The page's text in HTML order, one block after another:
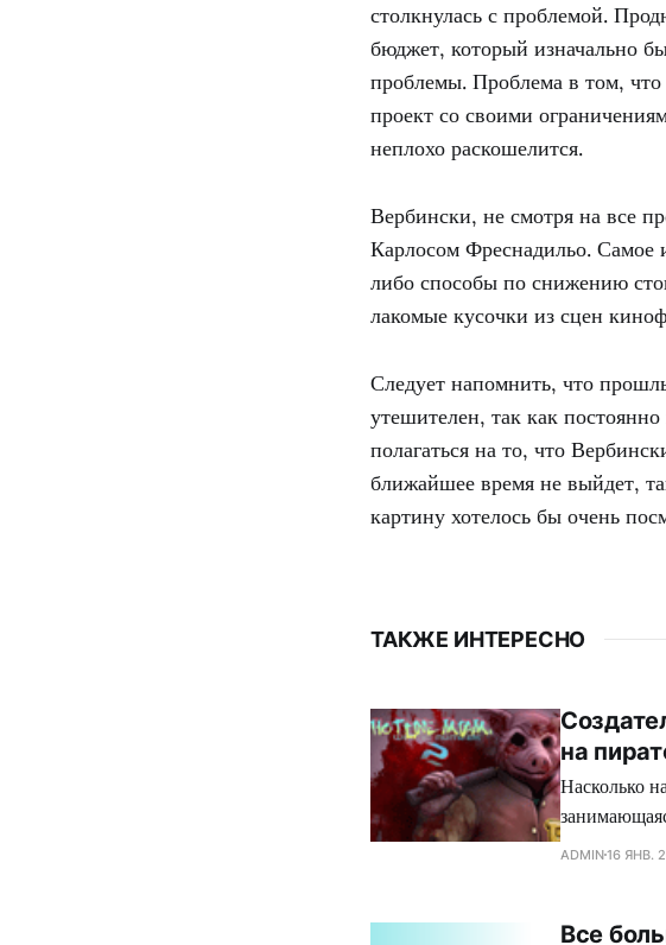
столкнулась с проблемой.
бюджет, который изначально
проблемы. Проблема в том,
проект со своими
неплохо раскошелится.
Вербински, не смотря на все
Карлосом Фреснадильо. Самое
либо способы по снижению
лакомые кусочки из сцен
Следует напомнить, что
утешителен, так как
полагаться на то, что
ближайшее время не выйдет,
картину хотелось бы очень
ТАКЖЕ ИНТЕРЕСНО
на
Насколько
производит
зеленного
ADMIN16 ЯНВ.
Все